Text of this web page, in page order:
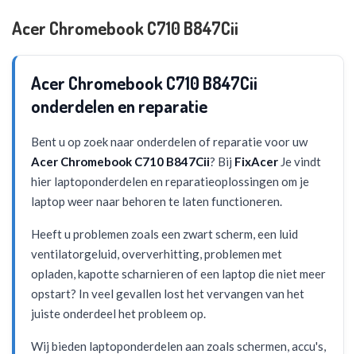
Acer Chromebook C710 B847Cii
Acer Chromebook C710 B847Cii
onderdelen en reparatie
Bent u op zoek naar onderdelen of reparatie voor uw
Acer Chromebook C710 B847Cii? Bij FixAcer Je vindt
hier laptoponderdelen en reparatieoplossingen om je
laptop weer naar behoren te laten functioneren.
Heeft u problemen zoals een zwart scherm, een luid
ventilatorgeluid, oververhitting, problemen met
opladen, kapotte scharnieren of een laptop die niet meer
opstart? In veel gevallen lost het vervangen van het
juiste onderdeel het probleem op.
Wij bieden laptoponderdelen aan zoals schermen, accu's,